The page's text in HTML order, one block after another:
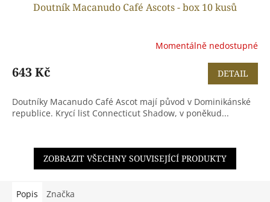
Doutník Macanudo Café Ascots - box 10 kusů
Momentálně nedostupné
643 Kč DETAIL
Doutníky Macanudo Café Ascot mají původ v Dominikánské
republice. Krycí list Connecticut Shadow, v poněkud...
ZOBRAZIT VŠECHNY SOUVISEJÍCÍ PRODUKTY
Popis Značka